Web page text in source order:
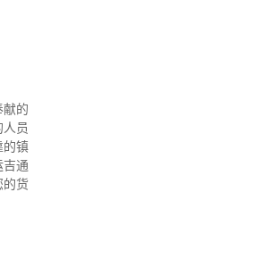
献的
员
的镇
吉通
的货